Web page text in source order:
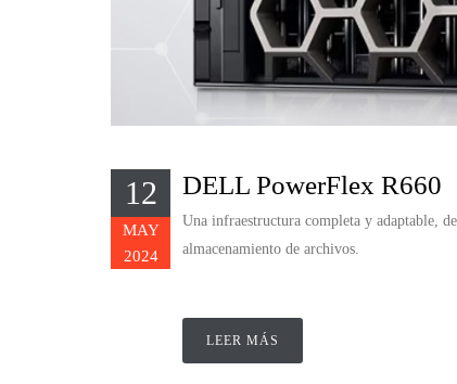
12
MAY
2024
DELL PowerFlex R660
Una infraestructura completa y adaptable,
almacenamiento de archivos.
LEER MÁS